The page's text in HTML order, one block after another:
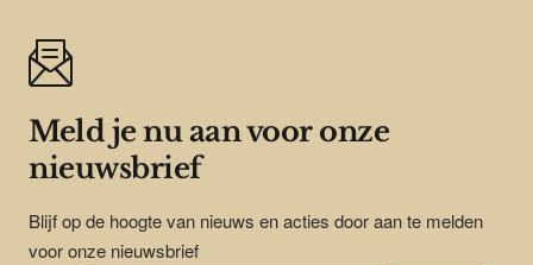
Meld je nu aan voor onze
nieuwsbrief
Blijf op de hoogte van nieuws en acties door aan te melden
voor onze nieuwsbrief